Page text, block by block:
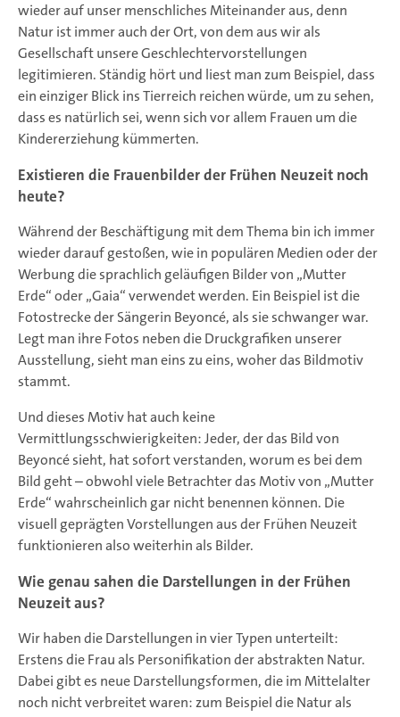
wieder auf unser menschliches Miteinander aus, denn
Natur ist immer auch der Ort, von dem aus wir als
Gesellschaft unsere Geschlechtervorstellungen
legitimieren. Ständig hört und liest man zum Beispiel, dass
ein einziger Blick ins Tierreich reichen würde, um zu sehen,
dass es natürlich sei, wenn sich vor allem Frauen um die
Kindererziehung kümmerten.
Existieren die Frauenbilder der Frühen Neuzeit noch
heute?
Während der Beschäftigung mit dem Thema bin ich immer
wieder darauf gestoßen, wie in populären Medien oder der
Werbung die sprachlich geläufigen Bilder von „Mutter
Erde“ oder „Gaia“ verwendet werden. Ein Beispiel ist die
Fotostrecke der Sängerin Beyoncé, als sie schwanger war.
Legt man ihre Fotos neben die Druckgrafiken unserer
Ausstellung, sieht man eins zu eins, woher das Bildmotiv
stammt.
Und dieses Motiv hat auch keine
Vermittlungsschwierigkeiten: Jeder, der das Bild von
Beyoncé sieht, hat sofort verstanden, worum es bei dem
Bild geht – obwohl viele Betrachter das Motiv von „Mutter
Erde“ wahrscheinlich gar nicht benennen können. Die
visuell geprägten Vorstellungen aus der Frühen Neuzeit
funktionieren also weiterhin als Bilder.
Wie genau sahen die Darstellungen in der Frühen
Neuzeit aus?
Wir haben die Darstellungen in vier Typen unterteilt:
Erstens die Frau als Personifikation der abstrakten Natur.
Dabei gibt es neue Darstellungsformen, die im Mittelalter
noch nicht verbreitet waren: zum Beispiel die Natur als